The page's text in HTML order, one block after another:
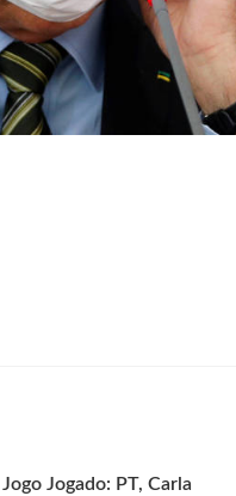
Jogado: PT, Carla